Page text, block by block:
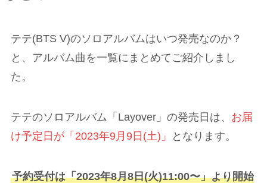
テテ(BTS V)のソロアルバムはいつ発売なのか？
と、アルバム曲を一覧にまとめてご紹介しまし
た。
テテのソロアルバム「Layover」の発売日は、 お届
け予定日が「2023年9月9日(土)」
となります。
予約受付は「2023年8月8日(火)11:00〜」より開始